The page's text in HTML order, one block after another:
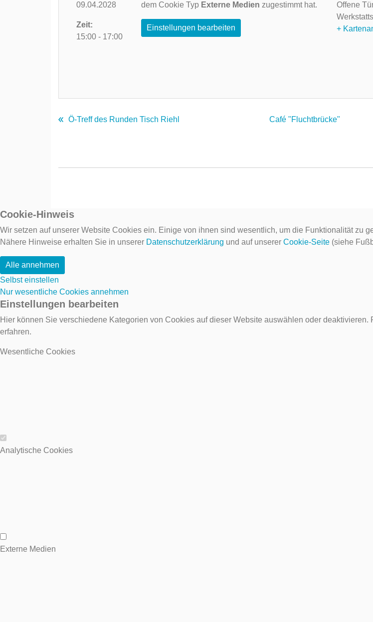
09.04.2028
Zeit:
15:00 - 17:00
dem Cookie Typ Externe Medien zugestimmt hat.
Einstellungen bearbeiten
Offene
+
Ö-Treff des Runden Tisch Riehl Café "Fluchtbrücke"
Cookie-Hinweis
Wir setzen auf unserer Website Cookies ein. Einige von ihnen sind wesentlich, um die Funktionalität zu
Nähere Hinweise erhalten Sie in unserer Datenschutzerklärung und auf unserer Cookie-Seite (siehe
Alle annehmen
Selbst einstellen
Nur wesentliche Cookies annehmen
Einstellungen bearbeiten
Hier können Sie verschiedene Kategorien von Cookies auf dieser Website auswählen oder
erfahren.
Wesentliche Cookies
Wesentliche Cookies
Analytische Cookies
Analytische Cookies
Externe Medien